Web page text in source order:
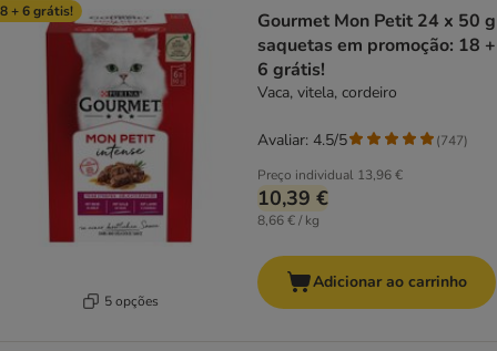
+ 6 grátis!
5 opções
Gourmet Mon Petit 24 x 50 g
saquetas em promoção: 18 +
6 grátis!
Vaca, vitela, cordeiro
Preço individual 13,96 €
10,39 €
8,66 € / kg
Avaliar: 4.5/5 (747)
Adicionar ao carrinho